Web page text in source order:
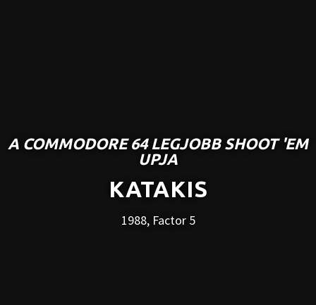
A COMMODORE 64 LEGJOBB SHOOT 'EM
UPJA
KATAKIS
1988, Factor 5